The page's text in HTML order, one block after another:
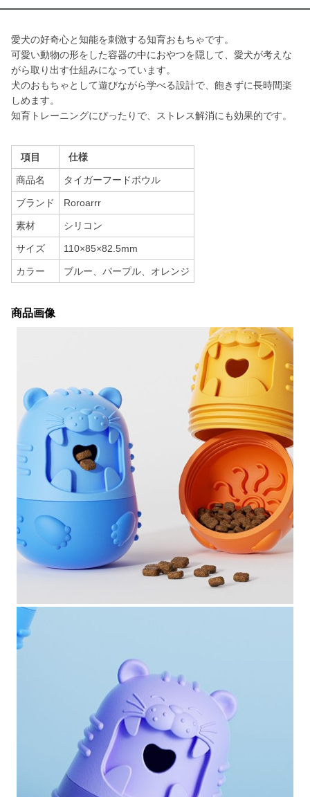
愛犬の好奇心と知能を刺激する知育おもちゃです。
可愛い動物の形をした容器の中におやつを隠して、愛犬が考えな
がら取り出す仕組みになっています。
犬のおもちゃとして遊びながら学べる設計で、飽きずに長時間楽
しめます。
知育トレーニングにぴったりで、ストレス解消にも効果的です。
項目 仕様
商品名 タイガーフードボウル
ブランド Roroarrr
素材 シリコン
サイズ 110×85×82.5mm
カラー ブルー、パープル、オレンジ
商品画像